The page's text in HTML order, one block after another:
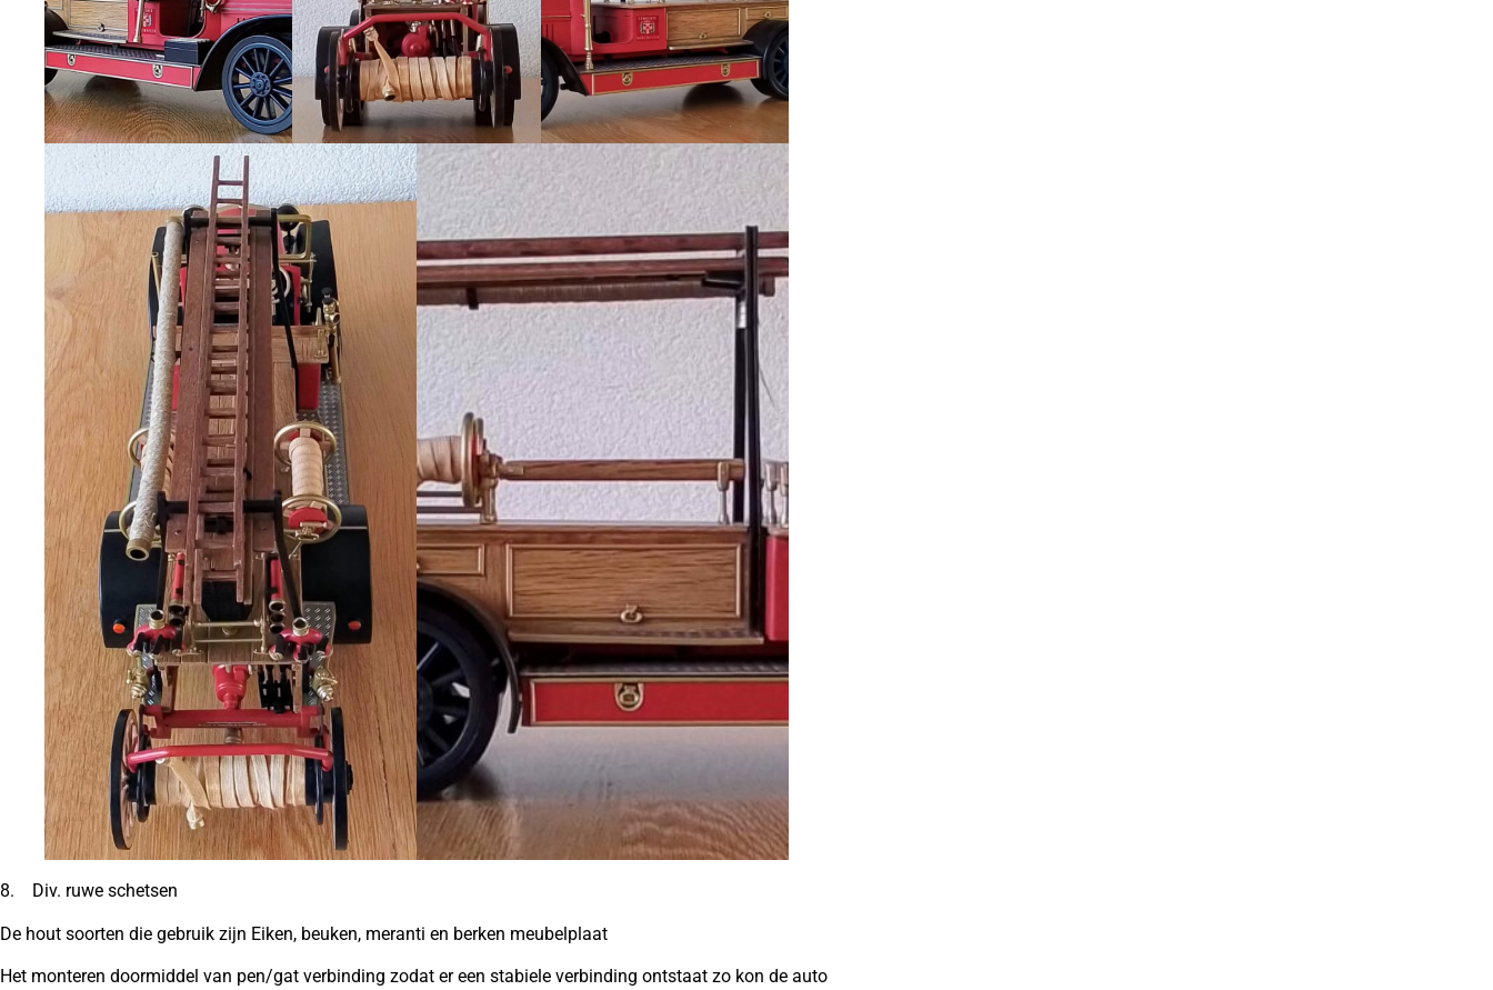
8. Div. ruwe schetsen
De hout soorten die gebruik zijn Eiken, beuken, meranti en berken meubelplaat
Het monteren doormiddel van pen/gat verbinding zodat er een stabiele verbinding ontstaat zo kon de auto